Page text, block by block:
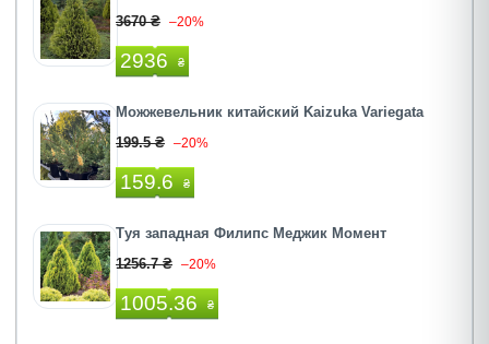
3670 ₴ –20%
2936 ₴
Можжевельник китайский Kaizuka Variegata
199.5 ₴ –20%
159.6 ₴
Туя западная Филипс Меджик Момент
1256.7 ₴ –20%
1005.36 ₴